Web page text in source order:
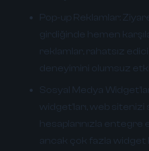
Pop-up Reklamlar:
girdiğinde hemen
reklamlar, rahatsız edici
deneyimini olumsuz
Sosyal Medya
widget'ları, web sitenizi
hesaplarınızla entegre
ancak çok fazla widget